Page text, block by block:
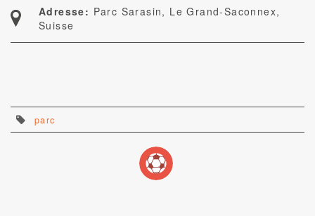
Adresse: Parc Sarasin, Le Grand-Saconnex,
Suisse
parc